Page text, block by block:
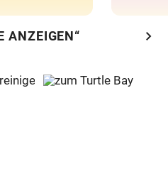
ANZEIGEN“ chevron_right